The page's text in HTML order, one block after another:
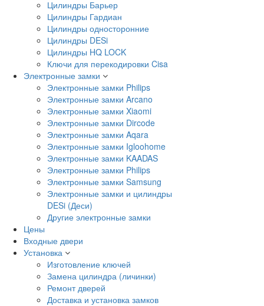
Цилиндры Барьер
Цилиндры Гардиан
Цилиндры односторонние
Цилиндры DESi
Цилиндры HQ LOCK
Ключи для перекодировки Cisa
Электронные замки
Электронные замки Philips
Электронные замки Arcano
Электронные замки Xiaomi
Электронные замки Dircode
Электронные замки Aqara
Электронные замки Igloohome
Электронные замки KAADAS
Электронные замки Philips
Электронные замки Samsung
Электронные замки и цилиндры
DESi (Деси)
Другие электронные замки
Цены
Входные двери
Установка
Изготовление ключей
Замена цилиндра (личинки)
Ремонт дверей
Доставка и установка замков